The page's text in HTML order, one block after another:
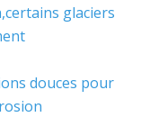
glaciers
douces pour